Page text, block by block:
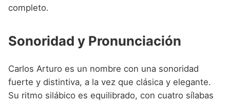
completo.
Sonoridad y Pronunciación
Carlos Arturo es un nombre con una sonoridad
fuerte y distintiva, a la vez que clásica y elegante.
Su ritmo silábico es equilibrado, con cuatro sílabas